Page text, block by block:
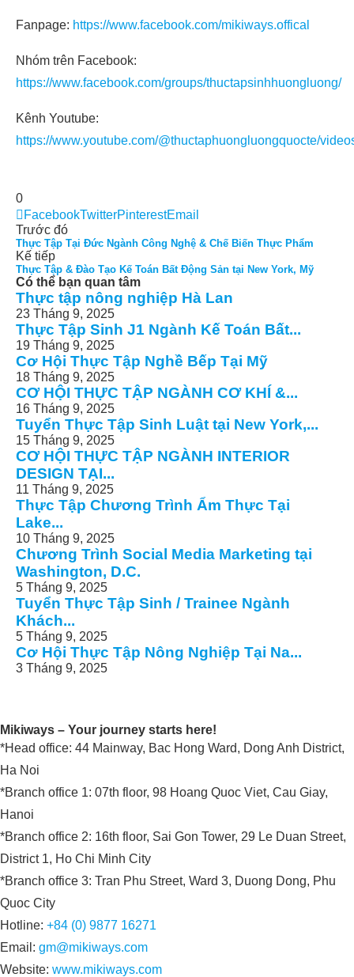
Fanpage: https://www.facebook.com/mikiways.offical
Nhóm trên Facebook:
https://www.facebook.com/groups/thuctapsinhhuongluong/
Kênh Youtube:
https://www.youtube.com/@thuctaphuongluongquocte/
0
FacebookTwitterPinterestEmail
Trước đó
Thực Tập Tại Đức Ngành Công Nghệ & Chế Biến Thực Phẩm
Kế tiếp
Thực Tập & Đào Tạo Kế Toán Bất Động Sản tại New York, Mỹ
Có thể bạn quan tâm
Thực tập nông nghiệp Hà Lan
23 Tháng 9, 2025
Thực Tập Sinh J1 Ngành Kế Toán Bất...
19 Tháng 9, 2025
Cơ Hội Thực Tập Nghề Bếp Tại Mỹ
18 Tháng 9, 2025
CƠ HỘI THỰC TẬP NGÀNH CƠ KHÍ &...
16 Tháng 9, 2025
Tuyển Thực Tập Sinh Luật tại New York,...
15 Tháng 9, 2025
CƠ HỘI THỰC TẬP NGÀNH INTERIOR
DESIGN TẠI...
11 Tháng 9, 2025
Thực Tập Chương Trình Ẩm Thực Tại
Lake...
10 Tháng 9, 2025
Chương Trình Social Media Marketing tại
Washington, D.C.
5 Tháng 9, 2025
Tuyển Thực Tập Sinh / Trainee Ngành
Khách...
5 Tháng 9, 2025
Cơ Hội Thực Tập Nông Nghiệp Tại Na...
3 Tháng 9, 2025
Mikiways – Your journey starts here!
*Head office: 44 Mainway, Bac Hong Ward, Dong Anh District,
Ha Noi
*Branch office 1: 07th floor, 98 Hoang Quoc Viet, Cau Giay,
Hanoi
*Branch office 2: 16th floor, Sai Gon Tower, 29 Le Duan Street,
District 1, Ho Chi Minh City
*Branch office 3: Tran Phu Street, Ward 3, Duong Dong, Phu
Quoc City
Hotline: +84 (0) 9877 16271
Email: gm@mikiways.com
Website: www.mikiways.com